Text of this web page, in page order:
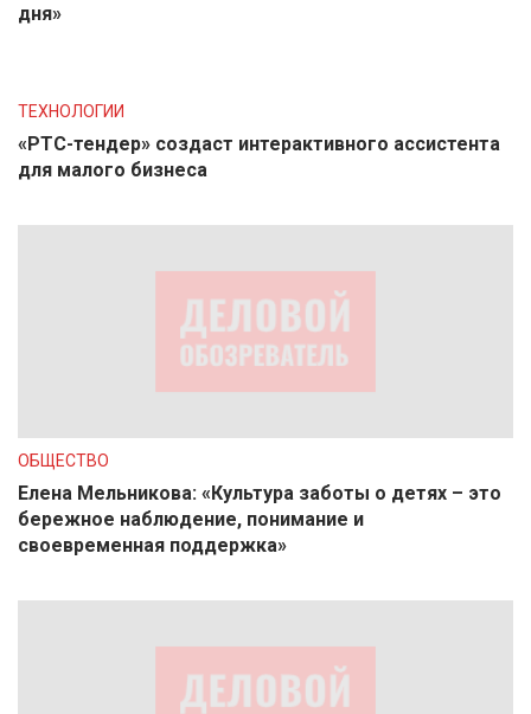
дня»
ТЕХНОЛОГИИ
«РТС-тендер» создаст интерактивного ассистента
для малого бизнеса
ОБЩЕСТВО
Елена Мельникова: «Культура заботы о детях – это
бережное наблюдение, понимание и
своевременная поддержка»